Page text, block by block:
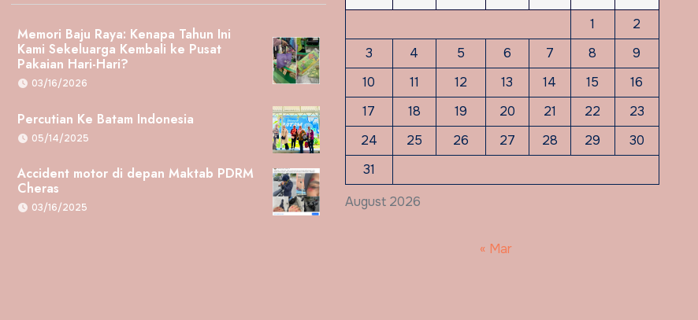
Memori Baju Raya: Kenapa Tahun Ini
Kami Sekeluarga Kembali ke Pusat
Pakaian Hari-Hari?
03/16/2026
Percutian Ke Batam Indonesia
05/14/2025
Accident motor di depan Maktab PDRM
Cheras
03/16/2025 August 2026
1
2
3
4 5 6 7 8
9
10
11 12 13 14 15
16
17
18 19 20 21 22
23
24
25 26 27 28 29
30
31
« Mar